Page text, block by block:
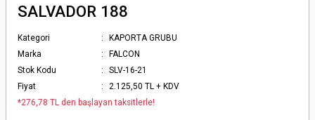
SALVADOR 188
Kategori
KAPORTA GRUBU
Marka
FALCON
Stok Kodu
SLV-16-21
Fiyat
2.125,50 TL + KDV
*276,78 TL den başlayan taksitlerle!